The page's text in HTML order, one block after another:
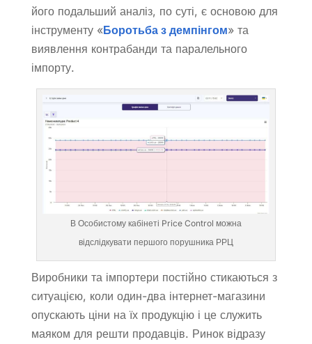
його подальший аналіз, по суті, є основою для
інструменту «Боротьба з демпінгом» та
виявлення контрабанди та паралельного
імпорту.
В Особистому кабінеті Price Control можна
відслідкувати першого порушника РРЦ
Виробники та імпортери постійно стикаються з
ситуацією, коли один-два інтернет-магазини
опускають ціни на їх продукцію і це служить
маяком для решти продавців. Ринок відразу